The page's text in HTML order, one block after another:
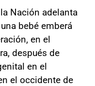
Nación adelanta
bebé emberá
en el
después de
en el
el occidente de